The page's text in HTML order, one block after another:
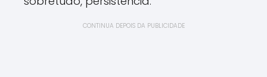
CONTINUA DEPOIS DA PUBLICIDADE